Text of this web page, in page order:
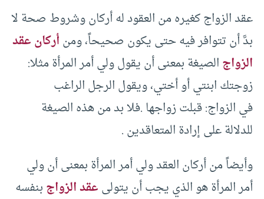
عقد الزواج كغيره من العقود له أركان وشروط صحة لا
بدَّ أن تتوافر فيه حتى يكون صحيحاً، ومنأركان عقد
الزواجالصيغة بمعنى أن يقول ولي أمر المرأة مثلا:
زوجتك ابنتي أو أختي، ويقول الرجل الراغب
في الزواج: قبلت زواجها .فلا بد من هذه الصيغة
للدلالة على إرادة المتعاقدين .
وأيضاً من أركان العقد ولي أمر المرأة بمعنى أن ولي
أمر المرأة هو الذي يجب أن يتولىعقد الزواجبنفسه